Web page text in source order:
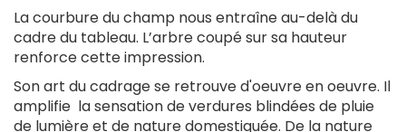
La courbure du champ nous entraîne au-delà du
cadre du tableau. L’arbre coupé sur sa hauteur
renforce cette impression.
Son art du cadrage se retrouve d'oeuvre en oeuvre. Il
amplifie la sensation de verdures blindées de pluie
de lumière et de nature domestiquée. De la nature